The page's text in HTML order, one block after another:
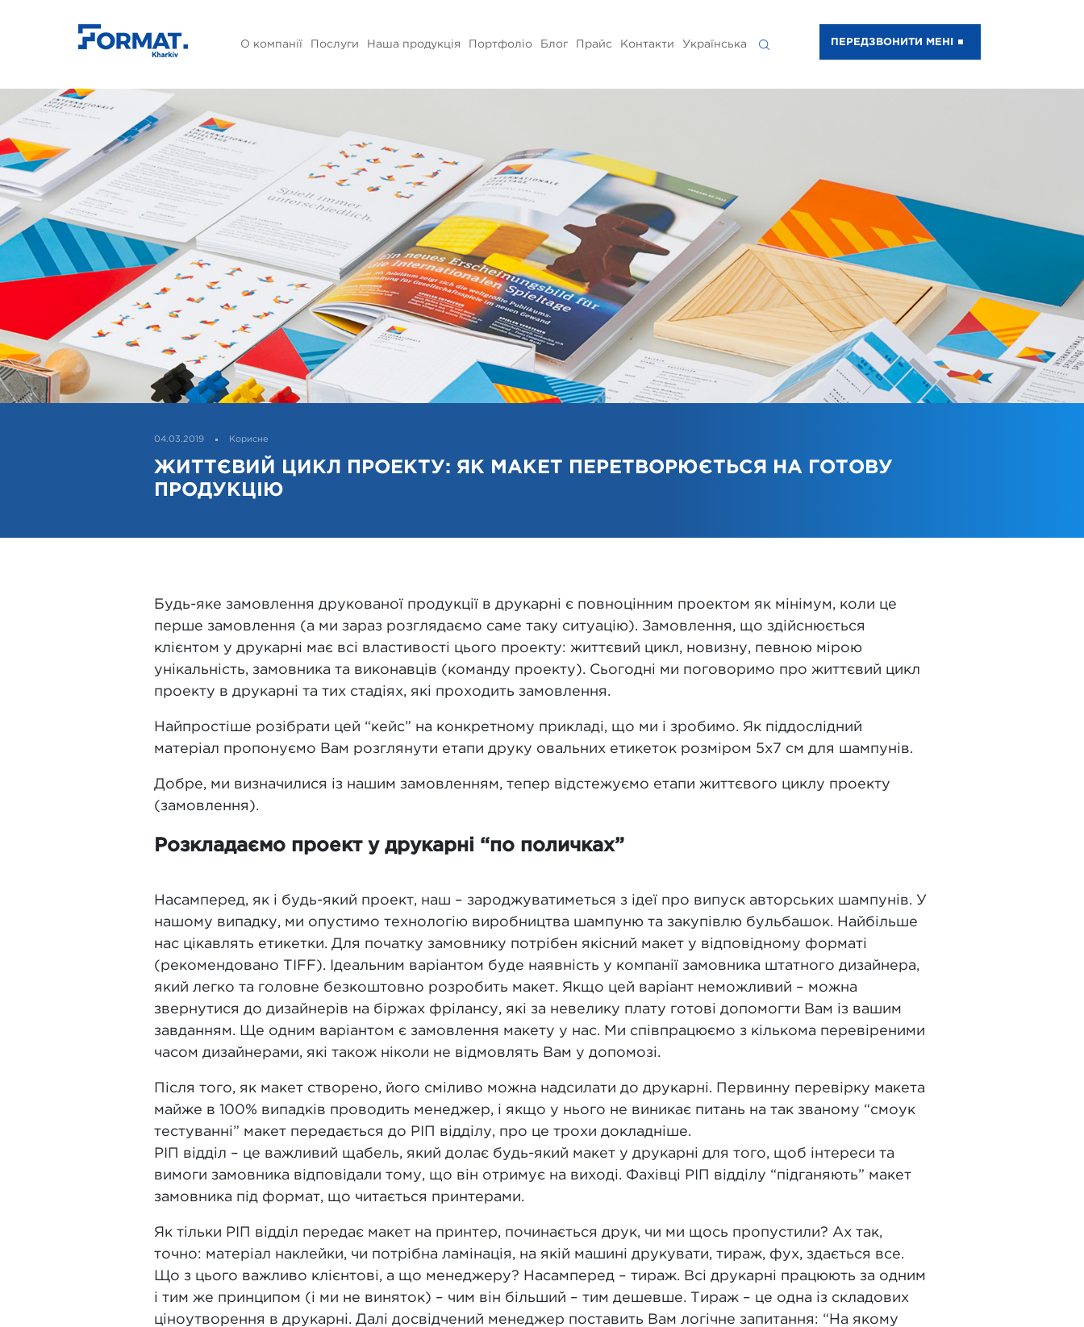
О компанії Послуги Наша продукція Портфоліо Блог Прайс Контакти Українська ПЕРЕДЗВОНИТИ МЕНІ
04.03.2019 Корисне
ЖИТТЄВИЙ ЦИКЛ ПРОЕКТУ: ЯК МАКЕТ ПЕРЕТВОРЮЄТЬСЯ НА ГОТОВУ
ПРОДУКЦІЮ
Будь-яке замовлення друкованої продукції в друкарні є повноцінним проектом як мінімум, коли це
перше замовлення (а ми зараз розглядаємо саме таку ситуацію). Замовлення, що здійснюється
клієнтом у друкарні має всі властивості цього проекту: життєвий цикл, новизну, певною мірою
унікальність, замовника та виконавців (команду проекту). Сьогодні ми поговоримо про життєвий цикл
проекту в друкарні та тих стадіях, які проходить замовлення.
Найпростіше розібрати цей “кейс” на конкретному прикладі, що ми і зробимо. Як піддослідний
матеріал пропонуємо Вам розглянути етапи друку овальних етикеток розміром 5х7 см для шампунів.
Добре, ми визначилися із нашим замовленням, тепер відстежуємо етапи життєвого циклу проекту
(замовлення).
Розкладаємо проект у друкарні “по поличках”
Насамперед, як і будь-який проект, наш – зароджуватиметься з ідеї про випуск авторських шампунів. У
нашому випадку, ми опустимо технологію виробництва шампуню та закупівлю бульбашок. Найбільше
нас цікавлять етикетки. Для початку замовнику потрібен якісний макет у відповідному форматі
(рекомендовано TIFF). Ідеальним варіантом буде наявність у компанії замовника штатного дизайнера,
який легко та головне безкоштовно розробить макет. Якщо цей варіант неможливий – можна
звернутися до дизайнерів на біржах фрілансу, які за невелику плату готові допомогти Вам із вашим
завданням. Ще одним варіантом є замовлення макету у нас. Ми співпрацюємо з кількома перевіреними
часом дизайнерами, які також ніколи не відмовлять Вам у допомозі.
Після того, як макет створено, його сміливо можна надсилати до друкарні. Первинну перевірку макета
майже в 100% випадків проводить менеджер, і якщо у нього не виникає питань на так званому “смоук
тестуванні” макет передається до РІП відділу, про це трохи докладніше.
РІП відділ – це важливий щабель, який долає будь-який макет у друкарні для того, щоб інтереси та
вимоги замовника відповідали тому, що він отримує на виході. Фахівці РІП відділу “підганяють” макет
замовника під формат, що читається принтерами.
Як тільки РІП відділ передає макет на принтер, починається друк, чи ми щось пропустили? Ах так,
точно: матеріал наклейки, чи потрібна ламінація, на якій машині друкувати, тираж, фух, здається все.
Що з цього важливо клієнтові, а що менеджеру? Насамперед – тираж. Всі друкарні працюють за одним
і тим же принципом (і ми не виняток) – чим він більший – тим дешевше. Тираж – це одна із складових
ціноутворення в друкарні. Далі досвідчений менеджер поставить Вам логічне запитання: “На якому